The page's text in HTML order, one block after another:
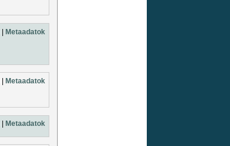
| Metaadatok
Metaadatok
Metaadatok